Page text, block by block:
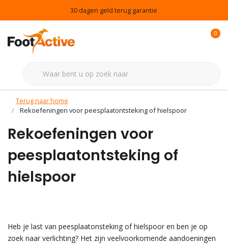
30 dagen geld terug garantie
0
Terug naar home
Rekoefeningen voor peesplaatontsteking of hielspoor
Rekoefeningen voor
peesplaatontsteking of
hielspoor
Heb je last van peesplaatonsteking of hielspoor en ben je op
zoek naar verlichting? Het zijn veelvoorkomende aandoeningen